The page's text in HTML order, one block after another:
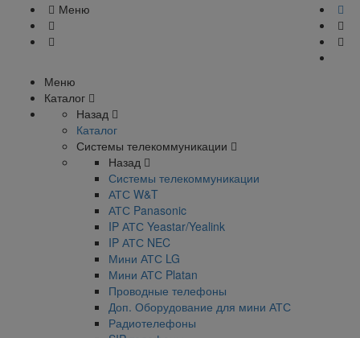
Меню
Меню
Каталог
Назад
Каталог
Системы телекоммуникации
Назад
Системы телекоммуникации
АТС W&T
АТС Panasonic
IP АТС Yeastar/Yealink
IP АТС NEC
Мини АТС LG
Мини АТС Platan
Проводные телефоны
Доп. Оборудование для мини АТС
Радиотелефоны